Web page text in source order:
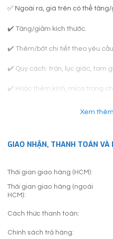
✅ Ngoài ra, giá trên có thể
✔️ Tăng/giảm kích thước.
✔️ Thêm/bớt chi tiết theo yêu
✔️ Quy cách: tròn, lục giác, tam
✔️ Hoặc thêm kính, mica trong
✅ Khách hàng lưu ý: Khung
khi có sự thống nhất từ Khách
Xem
GIAO NHẬN, THANH TOÁN VÀ
Thời gian giao hàng (HCM):
Thời gian giao hàng (ngoài
HCM):
Cách thức thanh toán:
Chính sách trả hàng: